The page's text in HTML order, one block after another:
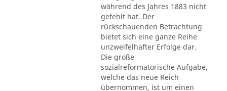
während des Jahres 1883 nicht
gefehlt hat. Der
rückschauenden Betrachtung
bietet sich eine ganze Reihe
unzweifelhafter Erfolge dar.
Die große
sozialreformatorische Aufgabe,
welche das neue Reich
übernommen, ist um einen